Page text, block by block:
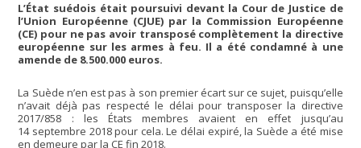
L’État suédois était poursuivi devant la Cour de Justice de
l’Union Européenne (CJUE) par la Commission Européenne
(CE) pour ne pas avoir transposé complètement la directive
européenne sur les armes à feu. Il a été condamné à une
amende de 8.500.000 euros.
La Suède n’en est pas à son premier écart sur ce sujet, puisqu’elle
n’avait déjà pas respecté le délai pour transposer la directive
2017/858 : les États membres avaient en effet jusqu’au
14 septembre 2018 pour cela. Le délai expiré, la Suède a été mise
en demeure par la CE fin 2018.